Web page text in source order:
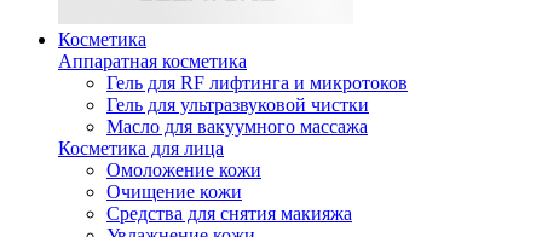
Косметика
Аппаратная косметика
Гель для RF лифтинга и микротоков
Гель для ультразвуковой чистки
Масло для вакуумного массажа
Косметика для лица
Омоложение кожи
Очищение кожи
Средства для снятия макияжа